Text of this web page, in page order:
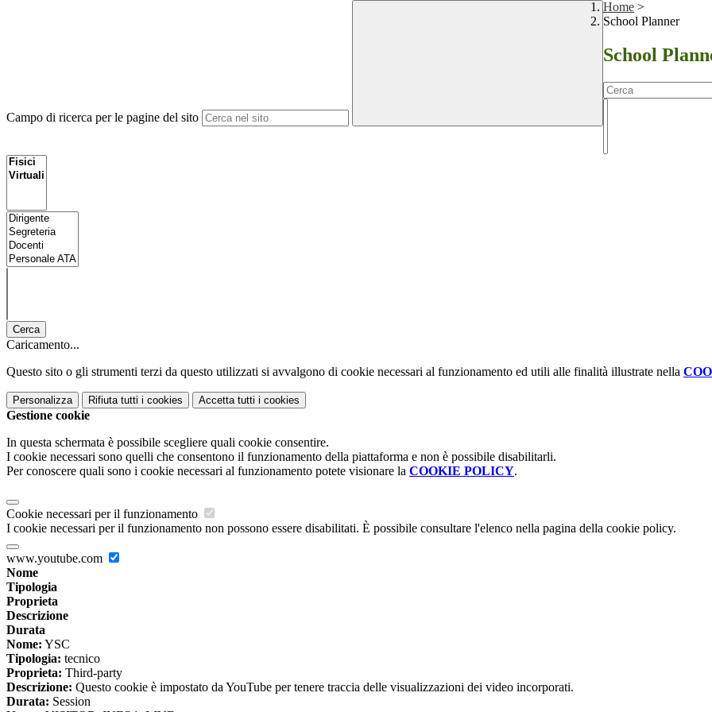
Campo di ricerca per le pagine del sito
Home >
School Planner
School
Cerca
Caricamento...
Questo sito o gli strumenti terzi da questo utilizzati si avvalgono di cookie necessari al funzionamento ed utili alle finalità illustrate nella
Personalizza Rifiuta tutti i cookies Accetta tutti i cookies
Gestione cookie
In questa schermata è possibile scegliere quali cookie consentire.
I cookie necessari sono quelli che consentono il funzionamento della piattaforma e non è possibile disabilitarli.
Per conoscere quali sono i cookie necessari al funzionamento potete visionare la COOKIE POLICY.
Cookie necessari per il funzionamento
I cookie necessari per il funzionamento non possono essere disabilitati. È possibile consultare l'elenco nella pagina della cookie policy.
www.youtube.com
Nome
Tipologia
Proprieta
Descrizione
Durata
Nome: YSC
Tipologia: tecnico
Proprieta: Third-party
Descrizione: Questo cookie è impostato da YouTube per tenere traccia delle visualizzazioni dei video incorporati.
Durata: Session